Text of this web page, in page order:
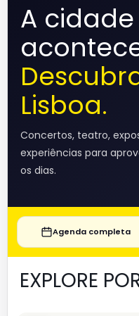
A cidade
Lisboa.
Concertos, teatro,
experiências para
os dias.
Agenda completa
EXPLORE